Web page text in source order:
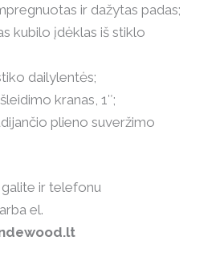
ir dažytas padas;
kubilo įdėklas iš stiklo
dailylentės;
kranas, 1″;
plieno suveržimo
ir telefonu
arba el.